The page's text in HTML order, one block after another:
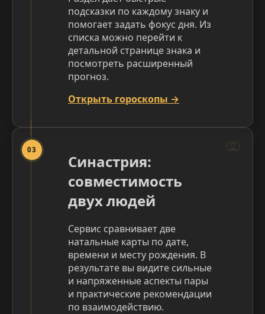
подсказки по каждому знаку и
помогает задать фокус дня. Из
списка можно перейти к
детальной странице знака и
посмотреть расширенный
прогноз.
Открыть гороскопы →
03
Синастрия:
совместимость
двух людей
Сервис сравнивает две
натальные карты по дате,
времени и месту рождения. В
результате вы видите сильные
и напряженные аспекты пары
и практические рекомендации
по взаимодействию.